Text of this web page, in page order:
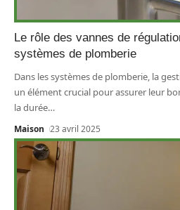
Le rôle des vannes de
systèmes de plomberie
Dans les systèmes de plomberie, la
un élément crucial pour assurer leur
la durée…
Maison 23 avril 2025